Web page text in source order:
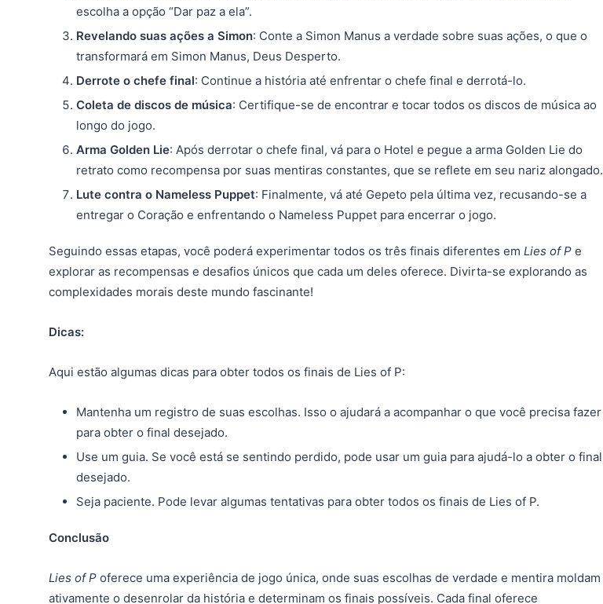
escolha a opção “Dar paz a ela”.
Revelando suas ações a Simon: Conte a Simon Manus a verdade sobre suas ações, o que o
transformará em Simon Manus, Deus Desperto.
Derrote o chefe final: Continue a história até enfrentar o chefe final e derrotá-lo.
Coleta de discos de música: Certifique-se de encontrar e tocar todos os discos de música ao
longo do jogo.
Arma Golden Lie: Após derrotar o chefe final, vá para o Hotel e pegue a arma Golden Lie do
retrato como recompensa por suas mentiras constantes, que se reflete em seu nariz alongado.
Lute contra o Nameless Puppet: Finalmente, vá até Gepeto pela última vez, recusando-se a
entregar o Coração e enfrentando o Nameless Puppet para encerrar o jogo.
Seguindo essas etapas, você poderá experimentar todos os três finais diferentes em Lies of P e
explorar as recompensas e desafios únicos que cada um deles oferece. Divirta-se explorando as
complexidades morais deste mundo fascinante!
Dicas:
Aqui estão algumas dicas para obter todos os finais de Lies of P:
Mantenha um registro de suas escolhas. Isso o ajudará a acompanhar o que você precisa fazer
para obter o final desejado.
Use um guia. Se você está se sentindo perdido, pode usar um guia para ajudá-lo a obter o final
desejado.
Seja paciente. Pode levar algumas tentativas para obter todos os finais de Lies of P.
Conclusão
Lies of P oferece uma experiência de jogo única, onde suas escolhas de verdade e mentira moldam
ativamente o desenrolar da história e determinam os finais possíveis. Cada final oferece